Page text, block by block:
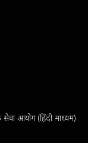
आयोग (हिंदी माध्यम)